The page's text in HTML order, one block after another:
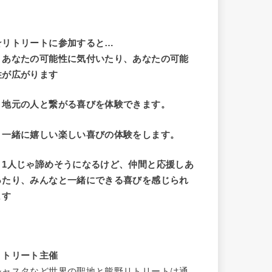
トリートに参加すると…
あなたの可能性に気付いたり、あなたの可能
が広がります
地元の人と繋がる喜びを体験できます。
一緒に嬉しい楽しい喜びの体験をします。
1人じゃ諦めそうになるけど、仲間と応援しあ
たり、みんなと一緒にできる喜びを感じられ
す
トリート主催